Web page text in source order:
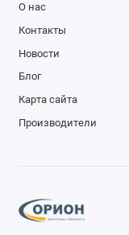
О нас
Контакты
Новости
Блог
Карта сайта
Производители